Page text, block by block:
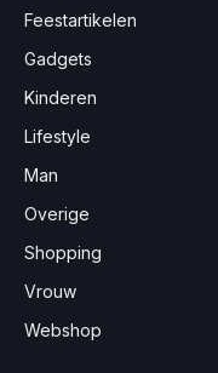
Feestartikelen
Gadgets
Kinderen
Lifestyle
Man
Overige
Shopping
Vrouw
Webshop